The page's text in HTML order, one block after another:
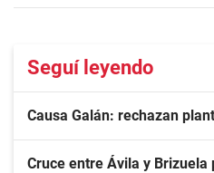
Seguí leyendo
Causa Galán: rechazan
Cruce entre Ávila y